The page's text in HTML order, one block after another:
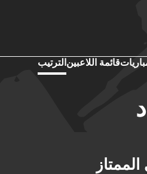
قائمة اللاعبين الترتيب